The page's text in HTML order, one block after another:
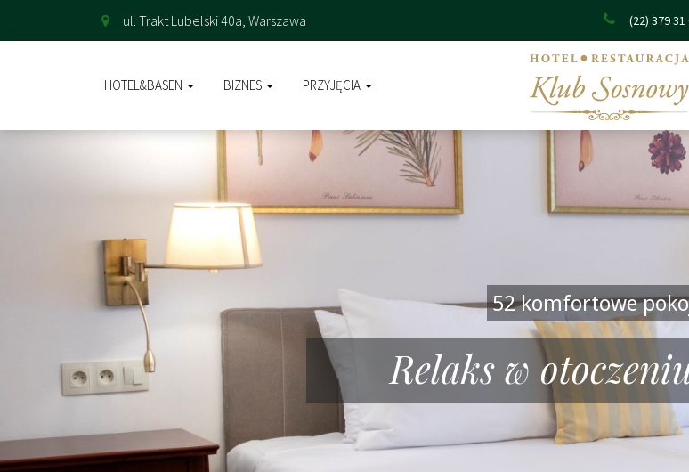
ul. Trakt Lubelski 40a, Warszawa (22) 379 31
HOTEL&BASEN BIZNES PRZYJĘCIA
52 komfortowe
Relaks w